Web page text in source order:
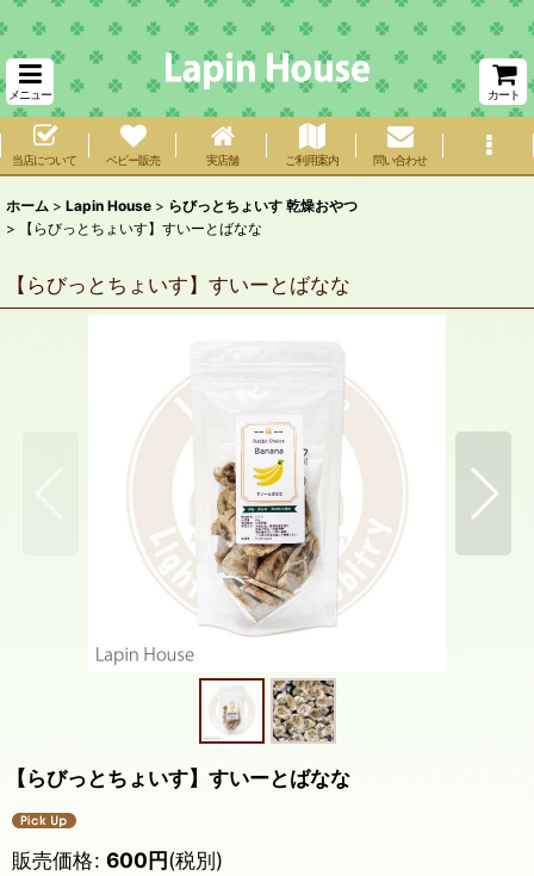
メニュー カート
当店について ベビー販売 実店舗 ご利用案内 問い合わせ
ホーム > Lapin House > らびっとちょいす 乾燥おやつ
>
【らびっとちょいす】すいーとばなな
【らびっとちょいす】すいーとばなな
【らびっとちょいす】すいーとばなな
販売価格: 600円(税別)